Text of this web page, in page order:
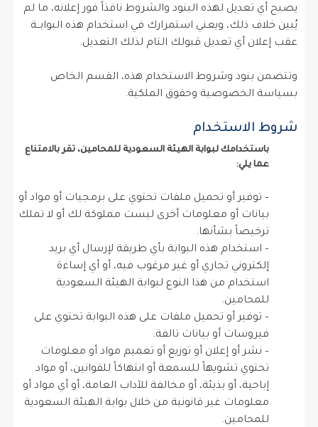
يصبح أي تعديل لهذه البنود والشروط نافذاً فور إعلانه، ما لم
يُبين خلاف ذلك، ويعني استمرارك في استخدام هذه البوابــة
عقب إعلان أي تعديل قبولك التام لذلك التعديل.
وتتضمن بنود وشروط الاستخدام هذه، القسم الخاص
بسياسة الخصوصية وحقوق الملكية.
شروط الاستخدام
باستخدامك لبوابة الهيئة السعودية للمحامين، تقر بالامتناع
عما يلي:
– توفير أو تحميل ملفات تحتوي على برمجيات أو مواد أو
بيانات أو معلومات أخرى ليست مملوكة لك أو لا تملك
ترخيصاً بشأنها.
– استخدام هذه البوابة بأي طريقة لإرسال أي بريد
إلكتروني تجاري أو غير مرغوب فيه، أو أي إساءة
استخدام من هذا النوع لبوابة الهيئة السعودية
للمحامين.
– توفير أو تحميل ملفات على هذه البوابة تحتوي على
فيروسات أو بيانات تالفة.
– نشر أو إعلان أو توزيع أو تعميم مواد أو معلومات
تحتوي تشويهاً للسمعة أو انتهاكاً للقوانين، أو مواد
إباحية، أو بذيئة، أو مخالفة للآداب العامة، أو أي مواد أو
معلومات غير قانونية من خلال بوابة الهيئة السعودية
للمحامين.